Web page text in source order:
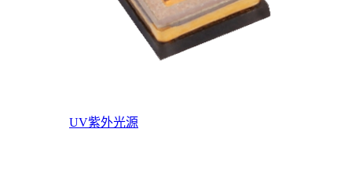
UV紫外光源